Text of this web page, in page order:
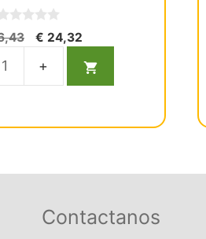
5
El
original
era:
€ 24,32El
actual
es:
Contactanos